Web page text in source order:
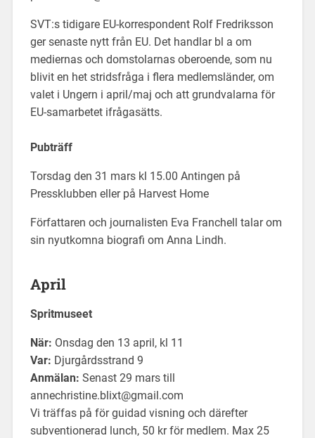
SVT:s tidigare EU-korrespondent Rolf Fredriksson
ger senaste nytt från EU. Det handlar bl a om
mediernas och domstolarnas oberoende, som nu
blivit en het stridsfråga i flera medlemsländer, om
valet i Ungern i april/maj och att grundvalarna för
EU-samarbetet ifrågasätts.
Pubträff
Torsdag den 31 mars kl 15.00 Antingen på
Pressklubben eller på Harvest Home
Författaren och journalisten Eva Franchell talar om
sin nyutkomna biografi om Anna Lindh.
April
Spritmuseet
När: Onsdag den 13 april, kl 11
Var: Djurgårdsstrand 9
Anmälan: Senast 29 mars till
annechristine.blixt@gmail.com
Vi träffas på för guidad visning och därefter
subventionerad lunch, 50 kr för medlem. Max 25